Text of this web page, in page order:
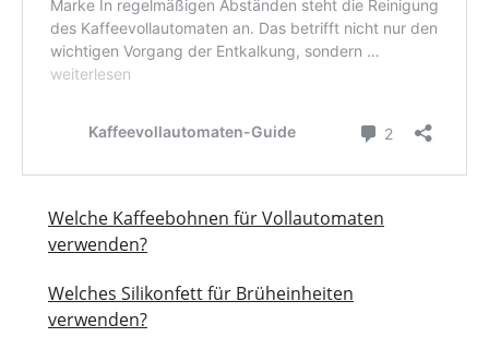
Welche Kaffeebohnen für Vollautomaten
verwenden?
Welches Silikonfett für Brüheinheiten
verwenden?